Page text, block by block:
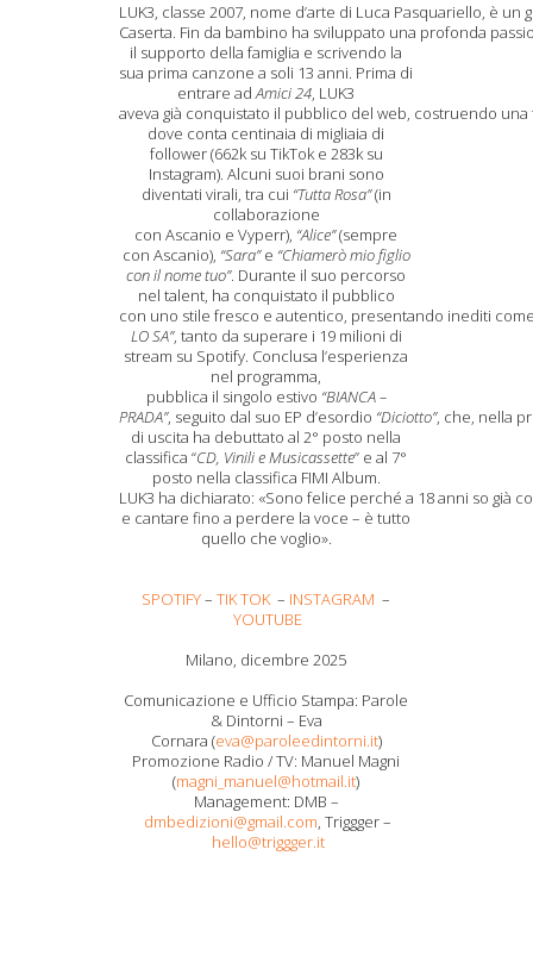
LUK3, classe 2007, nome d’arte di Luca Pasquariello, è
Caserta. Fin da bambino ha sviluppato una profonda
il supporto della famiglia e scrivendo la
sua prima canzone a soli 13 anni. Prima di
entrare adAmici 24, LUK3
aveva già conquistato il pubblico del web, costruendo
dove conta centinaia di migliaia di
follower (662k su TikTok e 283k su
Instagram). Alcuni suoi brani sono
diventati virali, tra cui “Tutta Rosa”(in
collaborazione
con Ascanio e Vyperr), “Alice”(sempre
con Ascanio), “Sara”e “Chiamerò mio figlio
con il nome tuo”. Durante il suo percorso
nel talent, ha conquistato il pubblico
con uno stile fresco e autentico, presentando inediti
LO SA”, tanto da superare i 19 milioni di
stream su Spotify. Conclusa l’esperienza
nel programma,
pubblica il singolo estivo “BIANCA –
PRADA”, seguito dal suo EP d’esordio “Diciotto”, che, nella
di uscita ha debuttato al 2° posto nella
classifica “CD, Vinili e Musicassette” e al 7°
posto nella classifica FIMI Album.
LUK3 ha dichiarato: «Sono felice perché a 18 anni so già
e cantare fino a perdere la voce – è tutto
quello che voglio».
SPOTIFY–TIK TOK – INSTAGRAM –
YOUTUBE
Milano, dicembre 2025
Comunicazione e Ufficio Stampa: Parole
& Dintorni – Eva
Cornara (eva@paroleedintorni.it)
Promozione Radio / TV: Manuel Magni
(magni_manuel@hotmail.it)
Management: DMB –
dmbedizioni@gmail.com, Triggger –
hello@triggger.it